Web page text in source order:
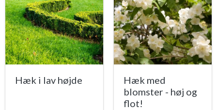
Hæk i lav højde
Hæk med
blomster - høj og
flot!